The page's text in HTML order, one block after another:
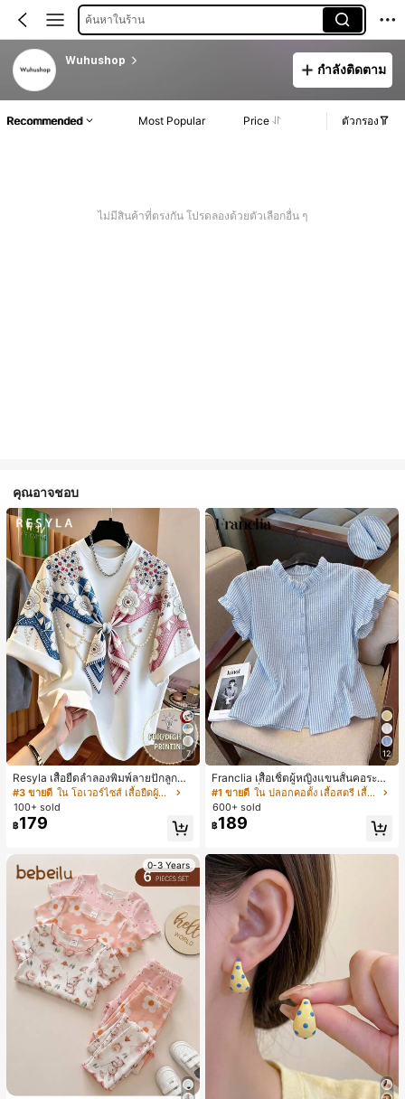
ค้นหาในร้าน
Wuhushop
กำลังติดตาม
Recommended Most Popular Price ตัวกรอง
ไม่มีสินค้าที่ตรงกัน โปรดลองด้วยตัวเลือกอื่น ๆ
คุณอาจชอบ
7
Resyla เสื้อยืดลำลองพิมพ์ลายปักลูกปัด
รูปโบว์ขนาดใหญ่สำหรับผู้หญิง
#3 ขายดี
ใน โอเวอร์ไซส์ เสื้อยืดผู้หญิง
100+ sold
฿179
0-3 Years
12
Franclia เสื้อเชิ้ตผู้หญิงแขนสั้นคอระบา
ยกระดุมเดี่ยวลายทาง
#1 ขายดี
ใน ปลอกคอตั้ง เสื้อสตรี เสื้อเบลาส์ & Tee
600+ sold
฿189